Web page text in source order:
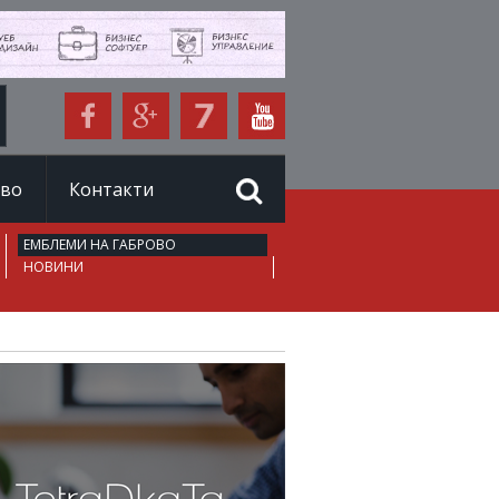
Контакти
ЕМБЛЕМИ НА ГАБРОВО
НОВИНИ